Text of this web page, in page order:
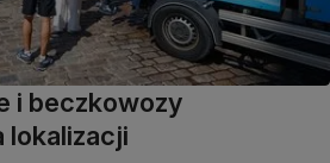
i beczkowozy
lokalizacji